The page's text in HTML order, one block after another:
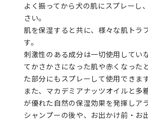
よく振ってから犬の肌にスプレーし
さい。
肌を保湿すると共に、様々な肌トラ
す。
刺激性のある成分は一切使用してい
てかさかさになった肌や赤くなった
た部分にもスプレーして使用できます
また、マカデミアナッツオイルと多
が優れた自然の保湿効果を発揮しア
シャンプーの後や、お出かけ前・お